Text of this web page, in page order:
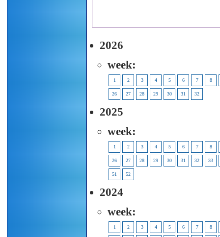
2026
week:
1 2 3 4 5 6 7 8
26 27 28 29 30 31 32
2025
week:
1 2 3 4 5 6 7 8
26 27 28 29 30 31 32 33
51 52
2024
week:
1 2 3 4 5 6 7 8